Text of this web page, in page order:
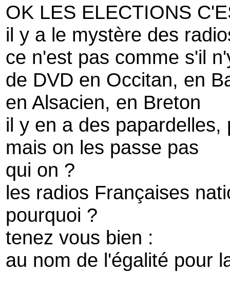
OK LES ELECTIONS
il y a le mystère des
ce n'est pas comme s'il
de DVD en Occitan, en
en Alsacien, en Breton
il y en a des papardelles,
mais on les passe pas
qui on ?
les radios Françaises
pourquoi ?
tenez vous bien :
au nom de l'égalité pour